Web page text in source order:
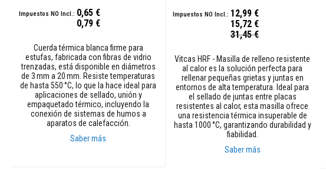
mangueras
Cuerdas
empaquetadura
0,79 €
0,65 €
Cuerda térmica blanca firme para
estufas, fabricada con fibras de vidrio
trenzadas, está disponible en diámetros
de 3 mm a 20 mm. Resiste temperaturas
de hasta 550 °C, lo que la hace ideal para
aplicaciones de sellado, unión y
empaquetado térmico, incluyendo la
conexión de sistemas de humos a
aparatos de calefacción.
Saber más
15,72 €
12,99 €
31,45 €
Vitcas HRF - Masilla de relleno resistente
al calor es la solución perfecta para
rellenar pequeñas grietas y juntas en
entornos de alta temperatura. Ideal para
el sellado de juntas entre placas
resistentes al calor, esta masilla ofrece
una resistencia térmica insuperable de
hasta 1000 °C, garantizando durabilidad y
fiabilidad.
Saber más